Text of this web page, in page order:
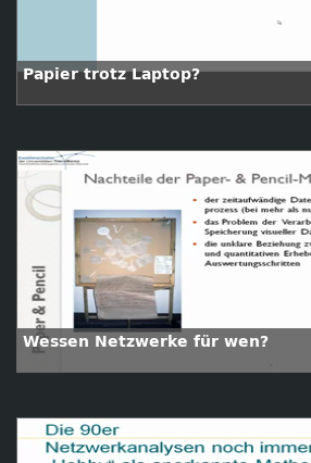
Papier trotz Laptop?
Wessen Netzwerke für wen?